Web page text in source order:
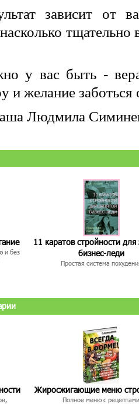
зависит от
у вас быть -
и желание заботься
Людмила
и без
11 каратов стройности для
бизнес-леди
Простая система
Жиросжигающие меню
Полное меню с рецептами